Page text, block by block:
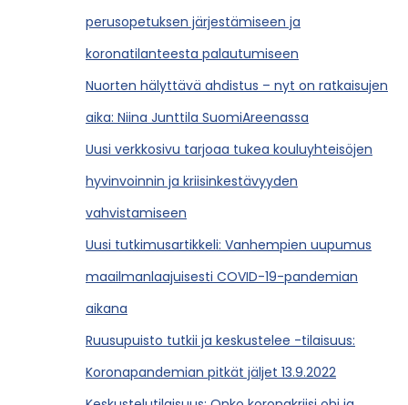
perusopetuksen järjestämiseen ja
koronatilanteesta palautumiseen
Nuorten hälyttävä ahdistus – nyt on ratkaisujen
aika: Niina Junttila SuomiAreenassa
Uusi verkkosivu tarjoaa tukea kouluyhteisöjen
hyvinvoinnin ja kriisinkestävyyden
vahvistamiseen
Uusi tutkimusartikkeli: Vanhempien uupumus
maailmanlaajuisesti COVID-19-pandemian
aikana
Ruusupuisto tutkii ja keskustelee -tilaisuus:
Koronapandemian pitkät jäljet 13.9.2022